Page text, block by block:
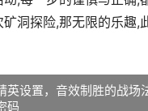
洞探险,那无限的乐趣,
英设置，音效制胜的战场
码